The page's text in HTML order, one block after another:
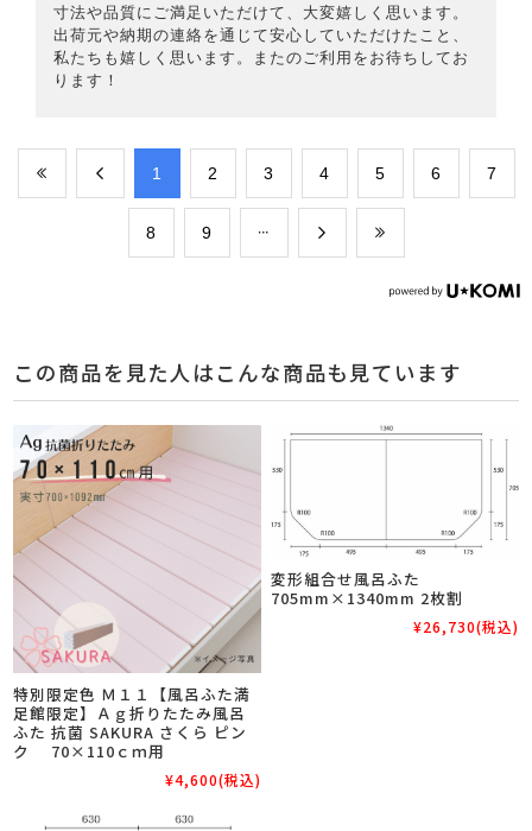
寸法や品質にご満足いただけて、大変嬉しく思います。
出荷元や納期の連絡を通じて安心していただけたこと、
私たちも嬉しく思います。またのご利用をお待ちしてお
ります！
​1 ​2 ​3 ​4 ​5 ​6 ​7
​8 ​9
この商品を見た人はこんな商品も見ています
特別限定色 Ｍ１１【風呂ふた満
足館限定】Ａｇ折りたたみ風呂
ふた 抗菌 SAKURA さくら ピン
ク 70×110ｃｍ用
¥4,600(税込)
変形組合せ風呂ふた
705mm×1340mm 2枚割
¥26,730(税込)